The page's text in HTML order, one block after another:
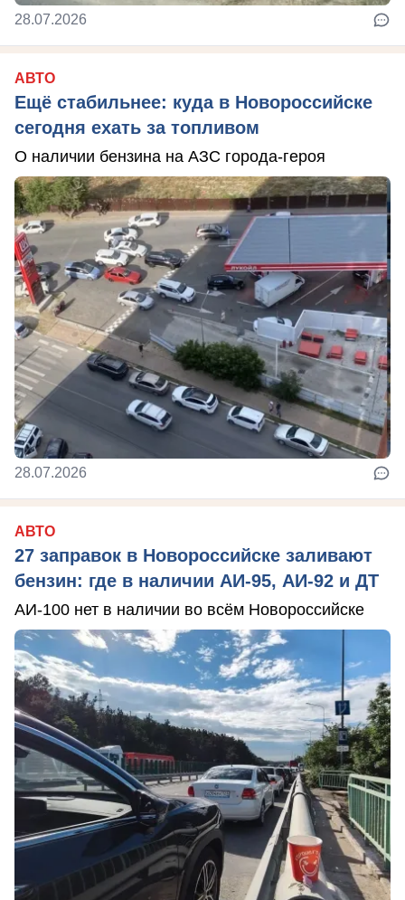
28.07.2026
АВТО
Ещё стабильнее: куда в Новороссийске
сегодня ехать за топливом
О наличии бензина на АЗС города-героя
28.07.2026
АВТО
27 заправок в Новороссийске заливают
бензин: где в наличии АИ-95, АИ-92 и ДТ
АИ-100 нет в наличии во всём Новороссийске